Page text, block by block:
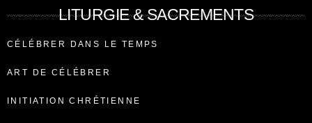
LITURGIE & SACREMENTS
CÉLÉBRER DANS LE TEMPS
ART DE CÉLÉBRER
INITIATION CHRÉTIENNE